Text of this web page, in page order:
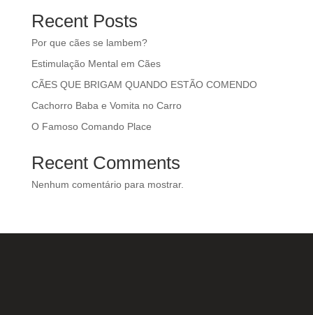
Recent Posts
Por que cães se lambem?
Estimulação Mental em Cães
CÃES QUE BRIGAM QUANDO ESTÃO COMENDO
Cachorro Baba e Vomita no Carro
O Famoso Comando Place
Recent Comments
Nenhum comentário para mostrar.